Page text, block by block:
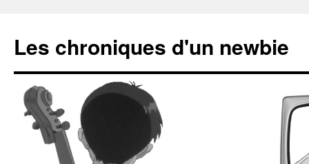
Les chroniques d'un newbie